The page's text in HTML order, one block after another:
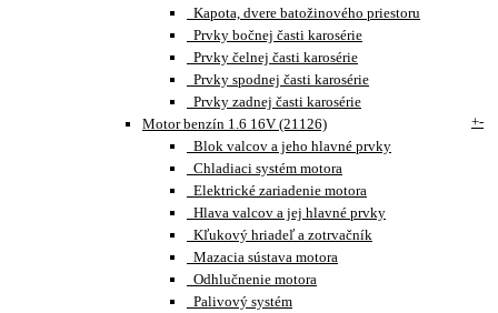
Kapota, dvere batožinového priestoru
Prvky bočnej časti karosérie
Prvky čelnej časti karosérie
Prvky spodnej časti karosérie
Prvky zadnej časti karosérie
Motor benzín 1.6 16V (21126)
+-
Blok valcov a jeho hlavné prvky
Chladiaci systém motora
Elektrické zariadenie motora
Hlava valcov a jej hlavné prvky
Kľukový hriadeľ a zotrvačník
Mazacia sústava motora
Odhlučnenie motora
Palivový systém